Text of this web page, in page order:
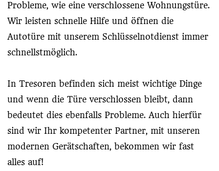
Probleme, wie eine verschlossene Wohnungstüre.
Wir leisten schnelle Hilfe und öffnen die
Autotüre mit unserem Schlüsselnotdienst immer
schnellstmöglich.
In Tresoren befinden sich meist wichtige Dinge
und wenn die Türe verschlossen bleibt, dann
bedeutet dies ebenfalls Probleme. Auch hierfür
sind wir Ihr kompetenter Partner, mit unseren
modernen Gerätschaften, bekommen wir fast
alles auf!